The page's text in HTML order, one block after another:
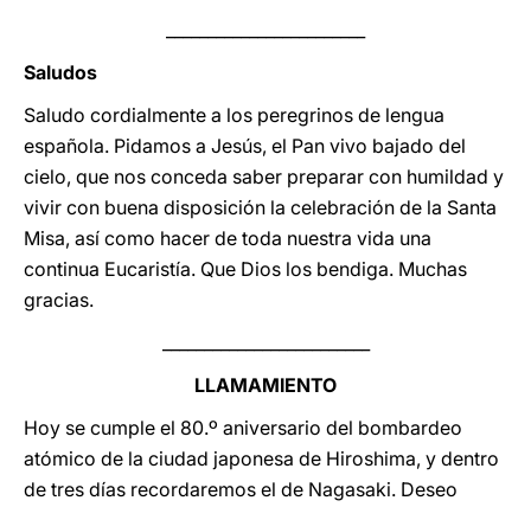
Saludos
Saludo cordialmente a los peregrinos de lengua
española. Pidamos a Jesús, el Pan vivo bajado del
cielo, que nos conceda saber preparar con humildad y
vivir con buena disposición la celebración de la Santa
Misa, así como hacer de toda nuestra vida una
continua Eucaristía. Que Dios los bendiga. Muchas
gracias.
LLAMAMIENTO
Hoy se cumple el 80.º aniversario del bombardeo
atómico de la ciudad japonesa de Hiroshima, y dentro
de tres días recordaremos el de Nagasaki. Deseo